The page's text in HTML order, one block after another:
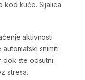
kod kuće. Sijalica
aktivnosti
snimiti
dok ste odsutni.
stresa.